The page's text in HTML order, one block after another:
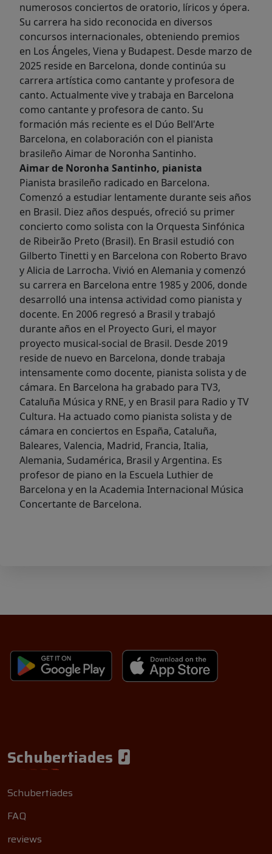
numerosos conciertos de oratorio, líricos y ópera.
Su carrera ha sido reconocida en diversos
concursos internacionales, obteniendo premios
en Los Ángeles, Viena y Budapest. Desde marzo de
2025 reside en Barcelona, donde continúa su
carrera artística como cantante y profesora de
canto. Actualmente vive y trabaja en Barcelona
como cantante y profesora de canto. Su
formación más reciente es el Dúo Bell'Arte
Barcelona, en colaboración con el pianista
brasileño Aimar de Noronha Santinho.
Aimar de Noronha Santinho, pianista
Pianista brasileño radicado en Barcelona.
Comenzó a estudiar lentamente durante seis años
en Brasil. Diez años después, ofreció su primer
concierto como solista con la Orquesta Sinfónica
de Ribeirão Preto (Brasil). En Brasil estudió con
Gilberto Tinetti y en Barcelona con Roberto Bravo
y Alicia de Larrocha. Vivió en Alemania y comenzó
su carrera en Barcelona entre 1985 y 2006, donde
desarrolló una intensa actividad como pianista y
docente. En 2006 regresó a Brasil y trabajó
durante años en el Proyecto Guri, el mayor
proyecto musical-social de Brasil. Desde 2019
reside de nuevo en Barcelona, donde trabaja
intensamente como docente, pianista solista y de
cámara. En Barcelona ha grabado para TV3,
Cataluña Música y RNE, y en Brasil para Radio y TV
Cultura. Ha actuado como pianista solista y de
cámara en conciertos en España, Cataluña,
Baleares, Valencia, Madrid, Francia, Italia,
Alemania, Sudamérica, Brasil y Argentina. Es
profesor de piano en la Escuela Luthier de
Barcelona y en la Academia Internacional Música
Concertante de Barcelona.
Schubertiades
Schubertiades
FAQ
reviews